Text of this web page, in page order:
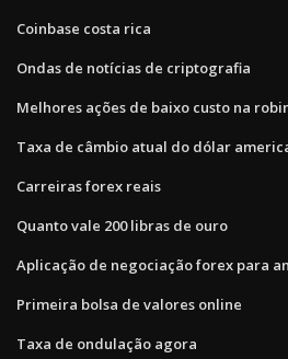
Coinbase costa rica
Ondas de notícias de criptografia
Melhores ações de baixo custo na
Taxa de câmbio atual do dólar
Carreiras forex reais
Quanto vale 200 libras de ouro
Aplicação de negociação forex para
Primeira bolsa de valores online
Taxa de ondulação agora